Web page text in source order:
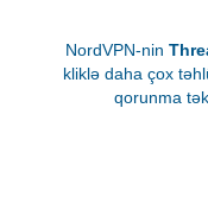
NordVPN-nin
kliklə daha çox
qorunma